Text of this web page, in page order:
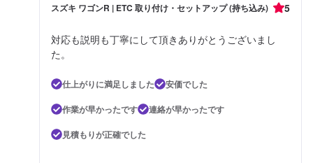
スズキ ワゴンR | ETC 取り付け・セットアップ (持ち込み) 5
対応も説明も丁寧にして頂きありがとうございまし
た。
仕上がりに満足しました
安価でした
作業が早かったです
連絡が早かったです
見積もりが正確でした